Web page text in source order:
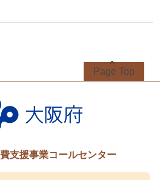
Page Top
支援事業コールセンター